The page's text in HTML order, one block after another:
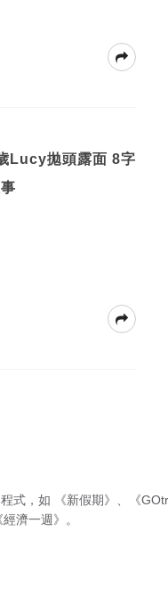
Lucy拋頭露面 8字
式，如 《新假期》 、
《
經濟一週》 。